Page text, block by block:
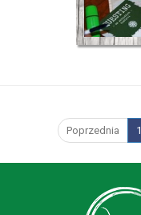
Poprzednia 1